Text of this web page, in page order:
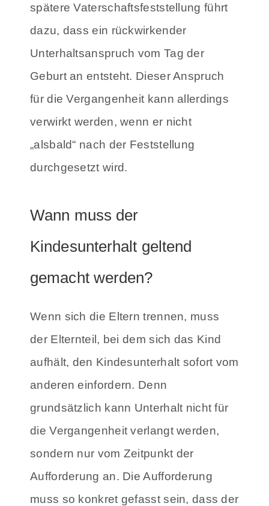
spätere Vaterschaftsfeststellung führt
dazu, dass ein rückwirkender
Unterhaltsanspruch vom Tag der
Geburt an entsteht. Dieser Anspruch
für die Vergangenheit kann allerdings
verwirkt werden, wenn er nicht
„alsbald“ nach der Feststellung
durchgesetzt wird.
Wann muss der
Kindesunterhalt geltend
gemacht werden?
Wenn sich die Eltern trennen, muss
der Elternteil, bei dem sich das Kind
aufhält, den Kindesunterhalt sofort vom
anderen einfordern. Denn
grundsätzlich kann Unterhalt nicht für
die Vergangenheit verlangt werden,
sondern nur vom Zeitpunkt der
Aufforderung an. Die Aufforderung
muss so konkret gefasst sein, dass der